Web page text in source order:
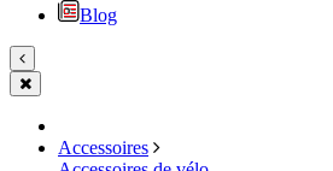
Blog
Accessoires